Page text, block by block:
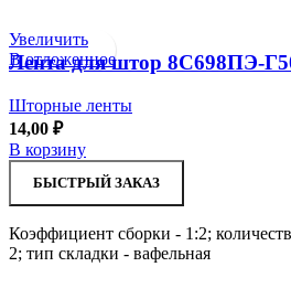
Увеличить
В отложенное
Лента для штор 8С698ПЭ-
Шторные ленты
14,00 ₽
В корзину
БЫСТРЫЙ ЗАКАЗ
Коэффициент сборки - 1:2;
2; тип складки - вафельная